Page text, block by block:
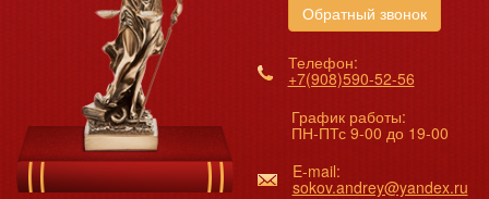
Обратный звонок
Телефон:
+7(908)590-52-56
График работы:
ПН-ПТс 9-00 до 19-00
E-mail:
sokov.andrey@yandex.ru